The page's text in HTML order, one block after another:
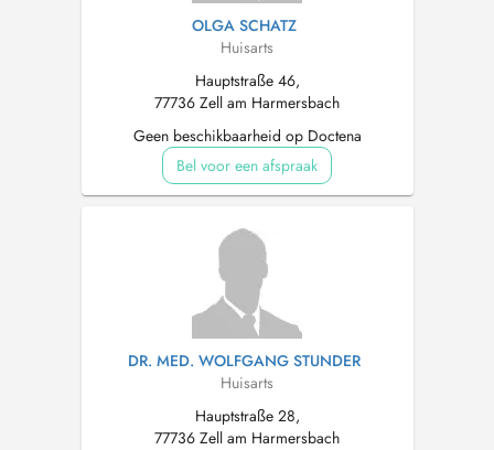
OLGA SCHATZ
Huisarts
Hauptstraße 46,
77736 Zell am Harmersbach
Geen beschikbaarheid op Doctena
Bel voor een afspraak
DR. MED. WOLFGANG STUNDER
Huisarts
Hauptstraße 28,
77736 Zell am Harmersbach